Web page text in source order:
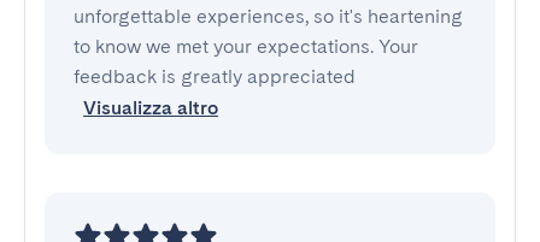
unforgettable experiences, so it's heartening
to know we met your expectations. Your
feedback is greatly appreciated
Visualizza altro